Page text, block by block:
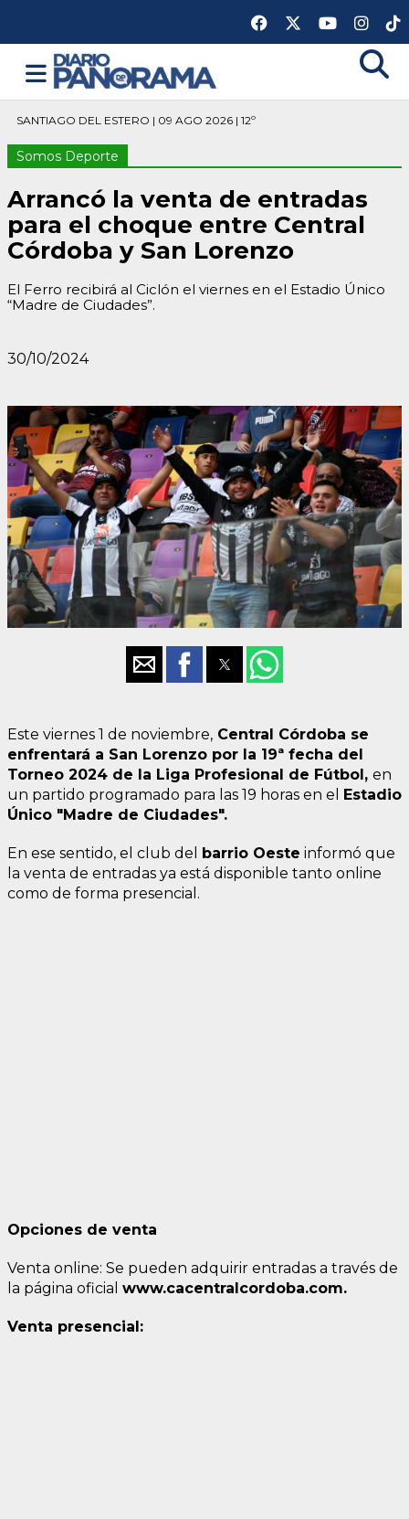
SANTIAGO DEL ESTERO | 09 AGO 2026 | 12º
Somos Deporte
Arrancó la venta de entradas
para el choque entre Central
Córdoba y San Lorenzo
El Ferro recibirá al Ciclón el viernes en el Estadio Único
“Madre de Ciudades”.
30/10/2024
Este viernes 1 de noviembre, Central Córdoba se
enfrentará a San Lorenzo por la 19ª fecha del
Torneo 2024 de la Liga Profesional de Fútbol, en
un partido programado para las 19 horas en el Estadio
Único "Madre de Ciudades".
En ese sentido, el club del barrio Oeste informó que
la venta de entradas ya está disponible tanto online
como de forma presencial.
Opciones de venta
Venta online: Se pueden adquirir entradas a través de
la página oficial www.cacentralcordoba.com.
Venta presencial: